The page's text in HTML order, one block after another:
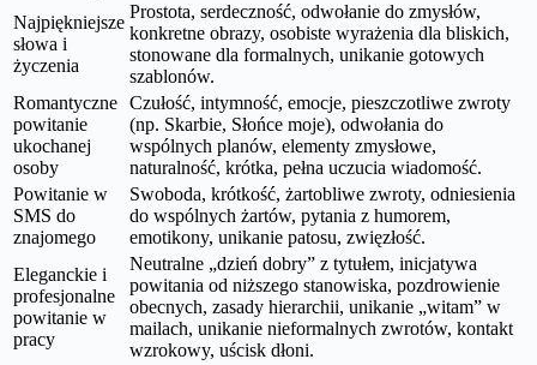
Najpiękniejsze
słowa i
życzenia
Prostota, serdeczność, odwołanie do zmysłów,
konkretne obrazy, osobiste wyrażenia dla bliskich,
stonowane dla formalnych, unikanie gotowych
szablonów.
Romantyczne
powitanie
ukochanej
osoby
Czułość, intymność, emocje, pieszczotliwe zwroty
(np. Skarbie, Słońce moje), odwołania do
wspólnych planów, elementy zmysłowe,
naturalność, krótka, pełna uczucia wiadomość.
Powitanie w
SMS do
znajomego
Swoboda, krótkość, żartobliwe zwroty, odniesienia
do wspólnych żartów, pytania z humorem,
emotikony, unikanie patosu, zwięzłość.
Eleganckie i
profesjonalne
powitanie w
pracy
Neutralne „dzień dobry” z tytułem, inicjatywa
powitania od niższego stanowiska, pozdrowienie
obecnych, zasady hierarchii, unikanie „witam” w
mailach, unikanie nieformalnych zwrotów, kontakt
wzrokowy, uścisk dłoni.